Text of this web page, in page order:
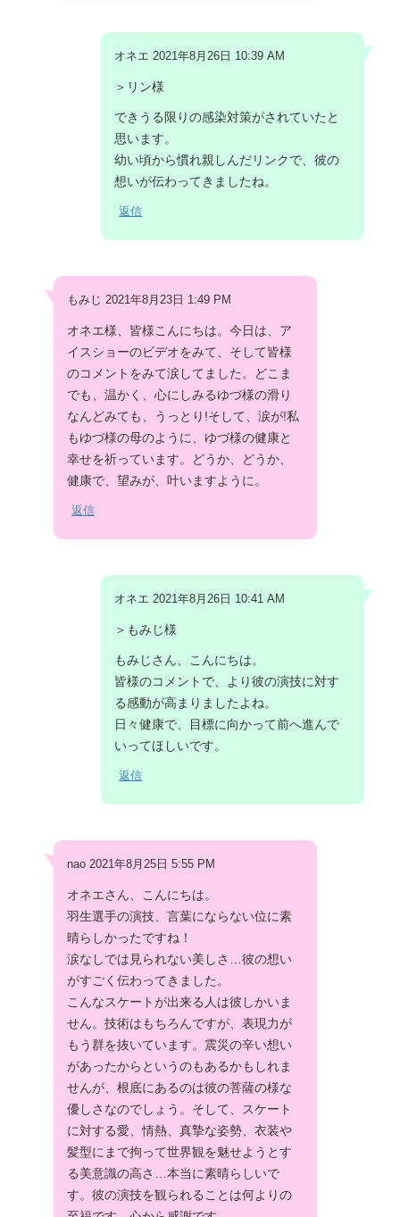
オネエ 2021年8月26日 10:39 AM
＞リン様
できうる限りの感染対策がされていたと
思います。
幼い頃から慣れ親しんだリンクで、彼の
想いが伝わってきましたね。
返信
もみじ 2021年8月23日 1:49 PM
オネエ様、皆様こんにちは。今日は、ア
イスショーのビデオをみて、そして皆様
のコメントをみて涙してました。どこま
でも、温かく、心にしみるゆづ様の滑り
なんどみても、うっとり!そして、涙が!私
もゆづ様の母のように、ゆづ様の健康と
幸せを祈っています。どうか、どうか、
健康で、望みが、叶いますように。
返信
オネエ 2021年8月26日 10:41 AM
＞もみじ様
もみじさん、こんにちは。
皆様のコメントで、より彼の演技に対す
る感動が高まりましたよね。
日々健康で、目標に向かって前へ進んで
いってほしいです。
返信
nao 2021年8月25日 5:55 PM
オネエさん、こんにちは。
羽生選手の演技、言葉にならない位に素
晴らしかったですね！
涙なしでは見られない美しさ…彼の想い
がすごく伝わってきました。
こんなスケートが出来る人は彼しかいま
せん。技術はもちろんですが、表現力が
もう群を抜いています。震災の辛い想い
があったからというのもあるかもしれま
せんが、根底にあるのは彼の菩薩の様な
優しさなのでしょう。そして、スケート
に対する愛、情熱、真摯な姿勢、衣装や
髪型にまで拘って世界観を魅せようとす
る美意識の高さ…本当に素晴らしいで
す。彼の演技を観られることは何よりの